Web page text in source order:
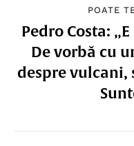
POATE
Pedro Costa:
De vorbă cu
despre